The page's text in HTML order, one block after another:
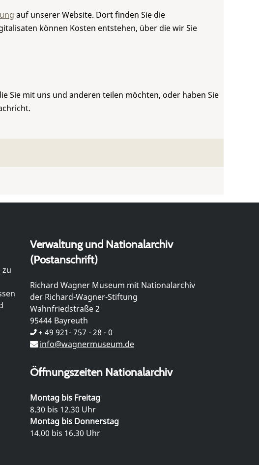
auf unserer Website. Dort finden Sie die
können Kosten entstehen, über die wir Sie
Sie mit uns und anderen teilen möchten, oder haben Sie
Verwaltung und Nationalarchiv
(Postanschrift)
Richard Wagner Museum mit Nationalarchiv
der Richard-Wagner-Stiftung
Wahnfriedstraße 2
95444 Bayreuth
+ 49 921- 757 - 28 - 0
info@wagnermuseum.de
Öffnungszeiten Nationalarchiv
Montag bis Freitag
8.30 bis 12.30 Uhr
Montag bis Donnerstag
14.00 bis 16.30 Uhr